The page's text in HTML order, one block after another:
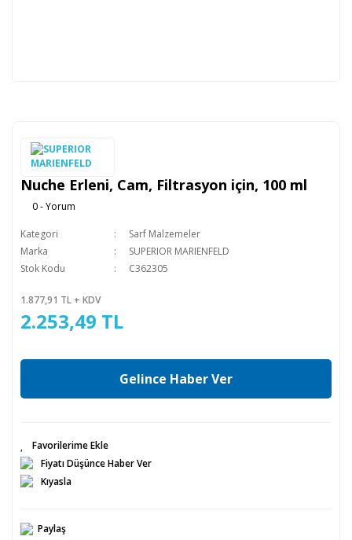
Nuche Erleni, Cam, Filtrasyon için, 100 ml
0 - Yorum
Kategori
Sarf Malzemeler
Marka
SUPERIOR MARIENFELD
Stok Kodu
C362305
1.877,91 TL + KDV
2.253,49 TL
Gelince Haber Ver
Fiyatı Düşünce Haber Ver
Kıyasla
Paylaş